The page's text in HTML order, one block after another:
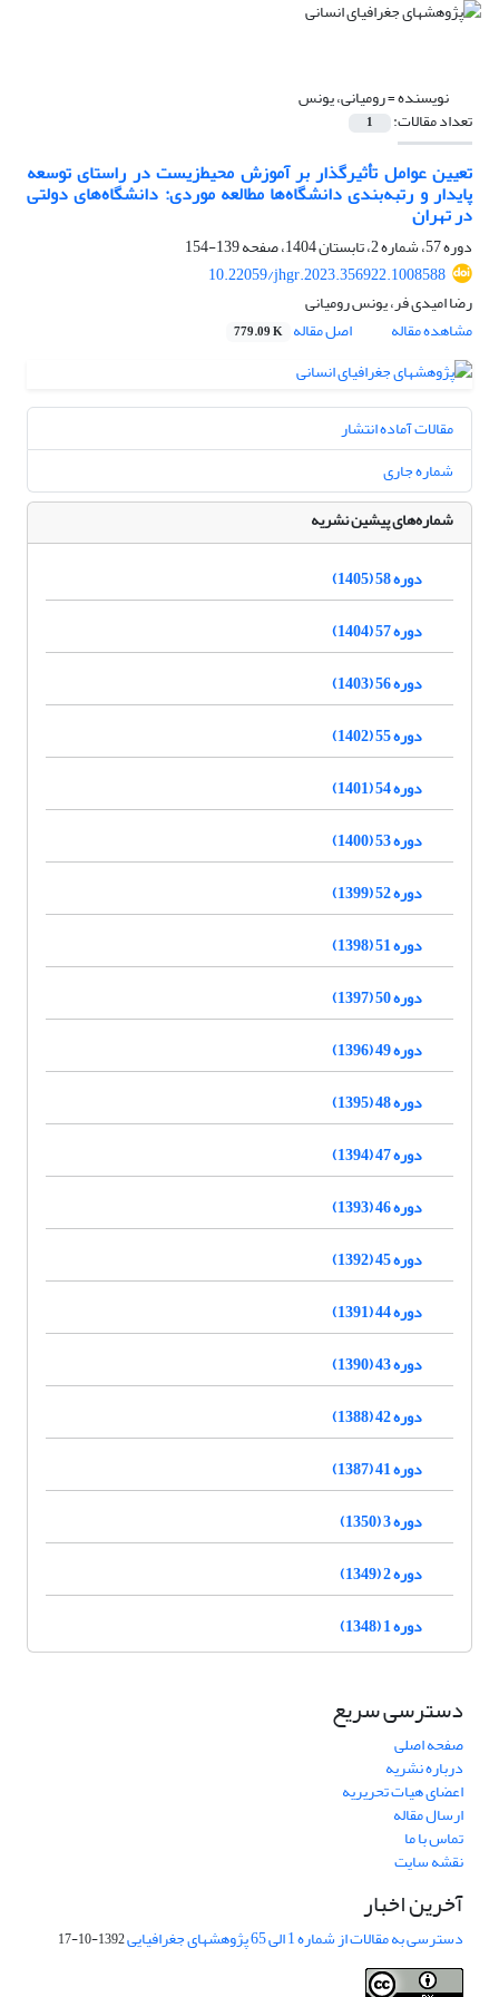
نویسنده =رومیانی، یونس
تعداد مقالات: 1
تعیین عوامل تأثیرگذار بر آموزش محیط‌زیست در راستای توسعه
پایدار و رتبه‌بندی دانشگاه‌ها مطالعه موردی: دانشگاه‌های دولتی
در تهران
دوره 57، شماره 2، تابستان 1404، صفحه
139-154
10.22059/jhgr.2023.356922.1008588
رضا امیدی فر، یونس رومیانی
مشاهده مقاله
اصل مقاله 779.09 K
مقالات آماده انتشار
شماره جاری
شماره‌های پیشین نشریه
دوره 58 (1405)
دوره 57 (1404)
دوره 56 (1403)
دوره 55 (1402)
دوره 54 (1401)
دوره 53 (1400)
دوره 52 (1399)
دوره 51 (1398)
دوره 50 (1397)
دوره 49 (1396)
دوره 48 (1395)
دوره 47 (1394)
دوره 46 (1393)
دوره 45 (1392)
دوره 44 (1391)
دوره 43 (1390)
دوره 42 (1388)
دوره 41 (1387)
دوره 3 (1350)
دوره 2 (1349)
دوره 1 (1348)
دسترسی سریع
صفحه اصلی
درباره نشریه
اعضای هیات تحریریه
ارسال مقاله
تماس با ما
نقشه سایت
آخرین اخبار
دسترسی به مقالات از شماره 1 الی 65 پژوهشهای جغرافیایی 1392-10-17